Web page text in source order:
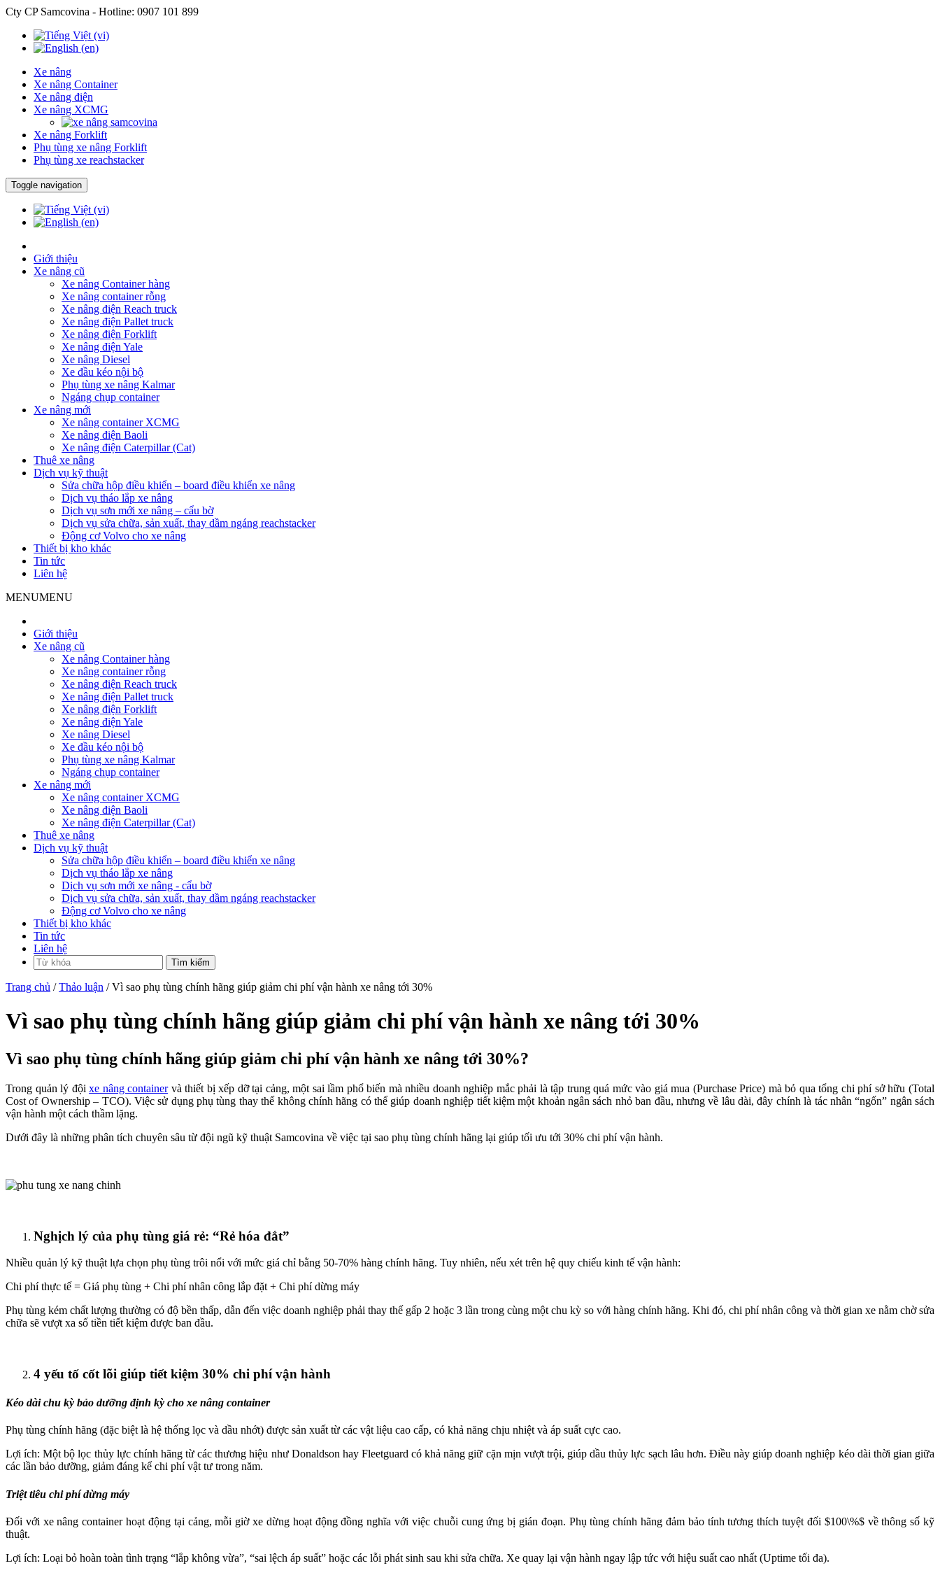
Cty CP Samcovina - Hotline: 0907 101 899
Xe nâng
Xe nâng Container
Xe nâng điện
Xe nâng XCMG
Xe nâng Forklift
Phụ tùng xe nâng Forklift
Phụ tùng xe reachstacker
Toggle navigation
Giới thiệu
Xe nâng cũ
Xe nâng Container hàng
Xe nâng container rỗng
Xe nâng điện Reach truck
Xe nâng điện Pallet truck
Xe nâng điện Forklift
Xe nâng điện Yale
Xe nâng Diesel
Xe đầu kéo nội bộ
Phụ tùng xe nâng Kalmar
Ngáng chụp container
Xe nâng mới
Xe nâng container XCMG
Xe nâng điện Baoli
Xe nâng điện Caterpillar (Cat)
Thuê xe nâng
Dịch vụ kỹ thuật
Sửa chữa hộp điều khiển – board điều khiển xe nâng
Dịch vụ tháo lắp xe nâng
Dịch vụ sơn mới xe nâng – cẩu bờ
Dịch vụ sửa chữa, sản xuất, thay dầm ngáng reachstacker
Động cơ Volvo cho xe nâng
Thiết bị kho khác
Tin tức
Liên hệ
MENUMENU
Giới thiệu
Xe nâng cũ
Xe nâng Container hàng
Xe nâng container rỗng
Xe nâng điện Reach truck
Xe nâng điện Pallet truck
Xe nâng điện Forklift
Xe nâng điện Yale
Xe nâng Diesel
Xe đầu kéo nội bộ
Phụ tùng xe nâng Kalmar
Ngáng chụp container
Xe nâng mới
Xe nâng container XCMG
Xe nâng điện Baoli
Xe nâng điện Caterpillar (Cat)
Thuê xe nâng
Dịch vụ kỹ thuật
Sửa chữa hộp điều khiển – board điều khiển xe nâng
Dịch vụ tháo lắp xe nâng
Dịch vụ sơn mới xe nâng - cẩu bờ
Dịch vụ sửa chữa, sản xuất, thay dầm ngáng reachstacker
Động cơ Volvo cho xe nâng
Thiết bị kho khác
Tin tức
Liên hệ
Trang chủ /Thảo luận / Vì sao phụ tùng chính hãng giúp giảm chi phí vận hành xe nâng tới 30%
Vì sao phụ tùng chính hãng giúp giảm chi phí vận hành xe nâng tới 30%
Vì sao phụ tùng chính hãng giúp giảm chi phí vận hành xe nâng tới 30%?
Trong quản lý độixe nâng containervà thiết bị xếp dỡ tại cảng, một sai lầm phổ biến mà nhiều doanh nghiệp mắc phải là tập trung quá mức vào giá mua (Purchase Price) mà bỏ qua tổng chi phí sở hữu (Total
Cost of Ownership – TCO). Việc sử dụng phụ tùng thay thế không chính hãng có thể giúp doanh nghiệp tiết kiệm một khoản ngân sách nhỏ ban đầu, nhưng về lâu dài, đây chính là tác nhân “ngốn” ngân sách
vận hành một cách thầm lặng.
Dưới đây là những phân tích chuyên sâu từ đội ngũ kỹ thuật Samcovina về việc tại sao phụ tùng chính hãng lại giúp tối ưu tới 30% chi phí vận hành.
Nghịch lý của phụ tùng giá rẻ: “Rẻ hóa đắt”
Nhiều quản lý kỹ thuật lựa chọn phụ tùng trôi nổi với mức giá chỉ bằng 50-70% hàng chính hãng. Tuy nhiên, nếu xét trên hệ quy chiếu kinh tế vận hành:
Chi phí thực tế = Giá phụ tùng + Chi phí nhân công lắp đặt + Chi phí dừng máy
Phụ tùng kém chất lượng thường có độ bền thấp, dẫn đến việc doanh nghiệp phải thay thế gấp 2 hoặc 3 lần trong cùng một chu kỳ so với hàng chính hãng. Khi đó, chi phí nhân công và thời gian xe nằm chờ sửa
chữa sẽ vượt xa số tiền tiết kiệm được ban đầu.
4 yếu tố cốt lõi giúp tiết kiệm 30% chi phí vận hành
Kéo dài chu kỳ bảo dưỡng định kỳ cho xe nâng container
Phụ tùng chính hãng (đặc biệt là hệ thống lọc và dầu nhớt) được sản xuất từ các vật liệu cao cấp, có khả năng chịu nhiệt và áp suất cực cao.
Lợi ích: Một bộ lọc thủy lực chính hãng từ các thương hiệu như Donaldson hay Fleetguard có khả năng giữ cặn mịn vượt trội, giúp dầu thủy lực sạch lâu hơn. Điều này giúp doanh nghiệp kéo dài thời gian giữa
các lần bảo dưỡng, giảm đáng kể chi phí vật tư trong năm.
Triệt tiêu chi phí dừng máy
Đối với xe nâng container hoạt động tại cảng, mỗi giờ xe dừng hoạt động đồng nghĩa với việc chuỗi cung ứng bị gián đoạn. Phụ tùng chính hãng đảm bảo tính tương thích tuyệt đối $100\%$ về thông số kỹ
thuật.
Lợi ích: Loại bỏ hoàn toàn tình trạng “lắp không vừa”, “sai lệch áp suất” hoặc các lỗi phát sinh sau khi sửa chữa. Xe quay lại vận hành ngay lập tức với hiệu suất cao nhất (Uptime tối đa).